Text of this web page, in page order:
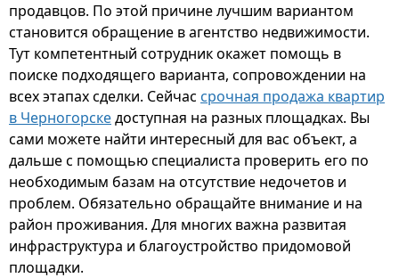
продавцов. По этой причине лучшим вариантом
становится обращение в агентство недвижимости.
Тут компетентный сотрудник окажет помощь в
поиске подходящего варианта, сопровождении на
всех этапах сделки. Сейчас срочная продажа квартир
в Черногорскедоступная на разных площадках. Вы
сами можете найти интересный для вас объект, а
дальше с помощью специалиста проверить его по
необходимым базам на отсутствие недочетов и
проблем. Обязательно обращайте внимание и на
район проживания. Для многих важна развитая
инфраструктура и благоустройство придомовой
площадки.